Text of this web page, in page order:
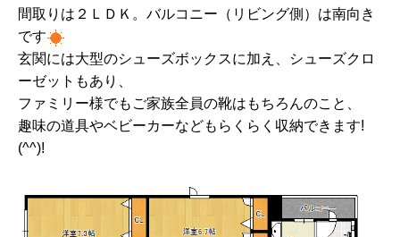
間取りは２ＬＤＫ。バルコニー（リビング側）は南向き
です
玄関には大型のシューズボックスに加え、シューズクロ
ーゼットもあり、
ファミリー様でもご家族全員の靴はもちろんのこと、
趣味の道具やベビーカーなどもらくらく収納できます!
(^^)!